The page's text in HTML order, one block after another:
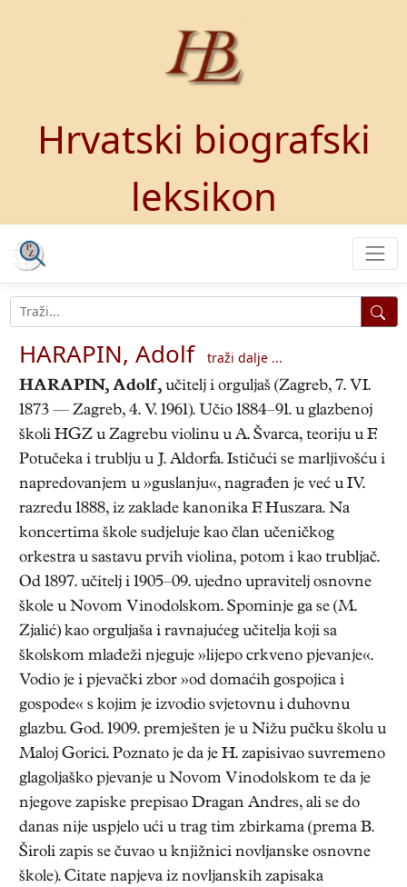
Hrvatski biografski
leksikon
HARAPIN, Adolf
traži dalje ...
HARAPIN, Adolf, učitelj i orguljaš (Zagreb, 7. VI.
1873 — Zagreb, 4. V. 1961). Učio 1884–91. u glazbenoj
školi HGZ u Zagrebu violinu u A. Švarca, teoriju u F.
Potučeka i trublju u J. Aldorfa. Ističući se marljivošću i
napredovanjem u »guslanju«, nagrađen je već u IV.
razredu 1888, iz zaklade kanonika F. Huszara. Na
koncertima škole sudjeluje kao član učeničkog
orkestra u sastavu prvih violina, potom i kao trubljač.
Od 1897. učitelj i 1905–09. ujedno upravitelj osnovne
škole u Novom Vinodolskom. Spominje ga se (M.
Zjalić) kao orguljaša i ravnajućeg učitelja koji sa
školskom mladeži njeguje »lijepo crkveno pjevanje«.
Vodio je i pjevački zbor »od domaćih gospojica i
gospode« s kojim je izvodio svjetovnu i duhovnu
glazbu. God. 1909. premješten je u Nižu pučku školu u
Maloj Gorici. Poznato je da je H. zapisivao suvremeno
glagoljaško pjevanje u Novom Vinodolskom te da je
njegove zapiske prepisao Dragan Andres, ali se do
danas nije uspjelo ući u trag tim zbirkama (prema B.
Široli zapis se čuvao u knjižnici novljanske osnovne
škole). Citate napjeva iz novljanskih zapisaka